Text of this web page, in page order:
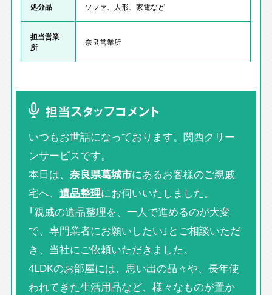
処分品 ソファ、人形、家電など
担当営業
所
奈良営業所
担当スタッフコメント
いつもお世話になっております。関西クリー
ンサービスです。
本日は、 奈良県葛城市にあるお客様のご親戚
宅へ、 遺品整理にお伺いいたしました。
「親戚の遺品整理を、一人で進めるのが大変
で、専門業者にお願いしたい」とご相談いただ
き、当社にご依頼いただきました。
4LDKのお部屋には、思い出の品々や、長年使
われてきた生活用品など、様々なものが置か